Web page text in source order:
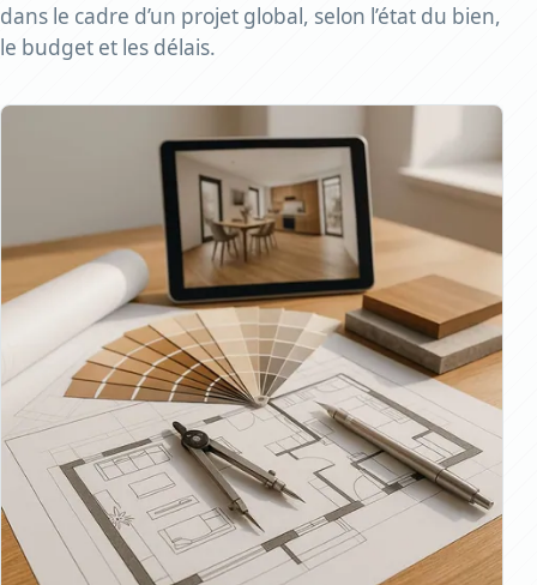
dans le cadre d’un projet global, selon l’état du bien,
le budget et les délais.